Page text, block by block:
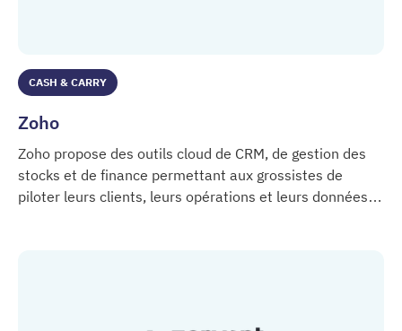
CASH & CARRY
Zoho
Zoho propose des outils cloud de CRM, de gestion des
stocks et de finance permettant aux grossistes de
piloter leurs clients, leurs opérations et leurs données